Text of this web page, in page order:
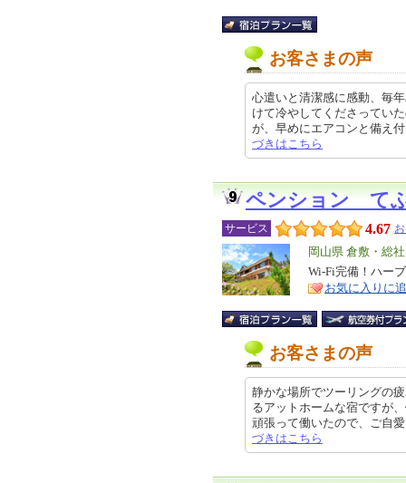
お客さまの声
心遣いと清潔感に感動、毎
けて冷やしてくださってい
が、早めにエアコンと備え
づきはこちら
ペンション て
サービス 4.67
エ
リ
ア
岡山県 倉敷・総
特
徴
Wi-Fi完備！ハー
お気に入りに
お客さまの声
静かな場所でツーリングの
るアットホームな宿ですが
頑張って働いたので、ご自
づきはこちら